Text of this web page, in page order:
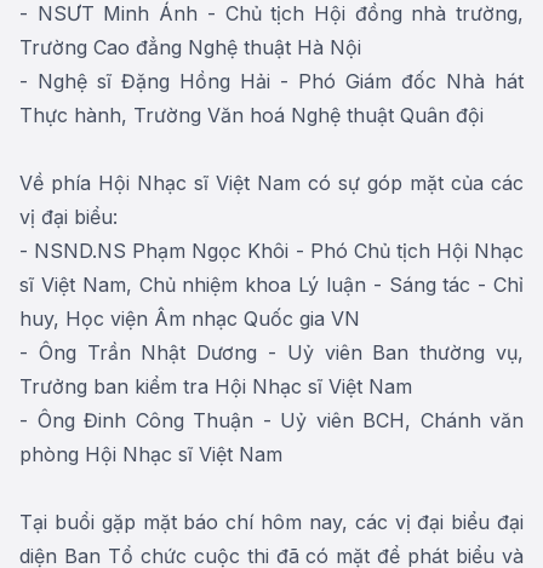
- NSƯT Minh Ánh - Chủ tịch Hội đồng nhà trường,
Trường Cao đẳng Nghệ thuật Hà Nội
- Nghệ sĩ Đặng Hồng Hải - Phó Giám đốc Nhà hát
Thực hành, Trường Văn hoá Nghệ thuật Quân đội
Về phía Hội Nhạc sĩ Việt Nam có sự góp mặt của các
vị đại biểu:
- NSND.NS Phạm Ngọc Khôi - Phó Chủ tịch Hội Nhạc
sĩ Việt Nam, Chủ nhiệm khoa Lý luận - Sáng tác - Chỉ
huy, Học viện Âm nhạc Quốc gia VN
- Ông Trần Nhật Dương - Uỷ viên Ban thường vụ,
Trưởng ban kiểm tra Hội Nhạc sĩ Việt Nam
- Ông Đinh Công Thuận - Uỷ viên BCH, Chánh văn
phòng Hội Nhạc sĩ Việt Nam
Tại buổi gặp mặt báo chí hôm nay, các vị đại biểu đại
diện Ban Tổ chức cuộc thi đã có mặt để phát biểu và